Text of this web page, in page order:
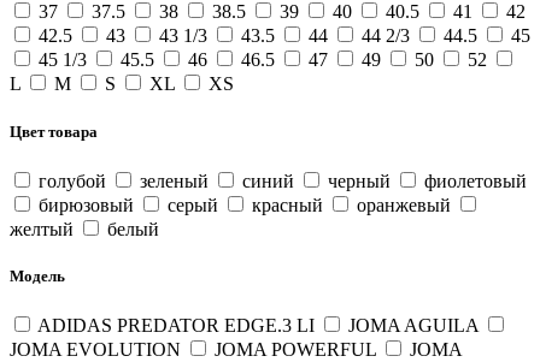
37
37.5 38 38.5 39 40 40.5 41
42
42.5
43 43 1/3 43.5 44 44 2/3 44.5
45
45 1/3
45.5 46 46.5 47 49 50
52
L
M S XL XS
Цвет товара
голубой зеленый синий черный
фиолетовый
бирюзовый
серый красный
оранжевый
желтый
белый
Модель
ADIDAS PREDATOR EDGE.3 LI
JOMA AGUILA
JOMA EVOLUTION
JOMA POWERFUL
JOMA